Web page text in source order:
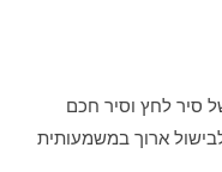
סיר לחץ וסיר חכם
ארוך במשמעותית